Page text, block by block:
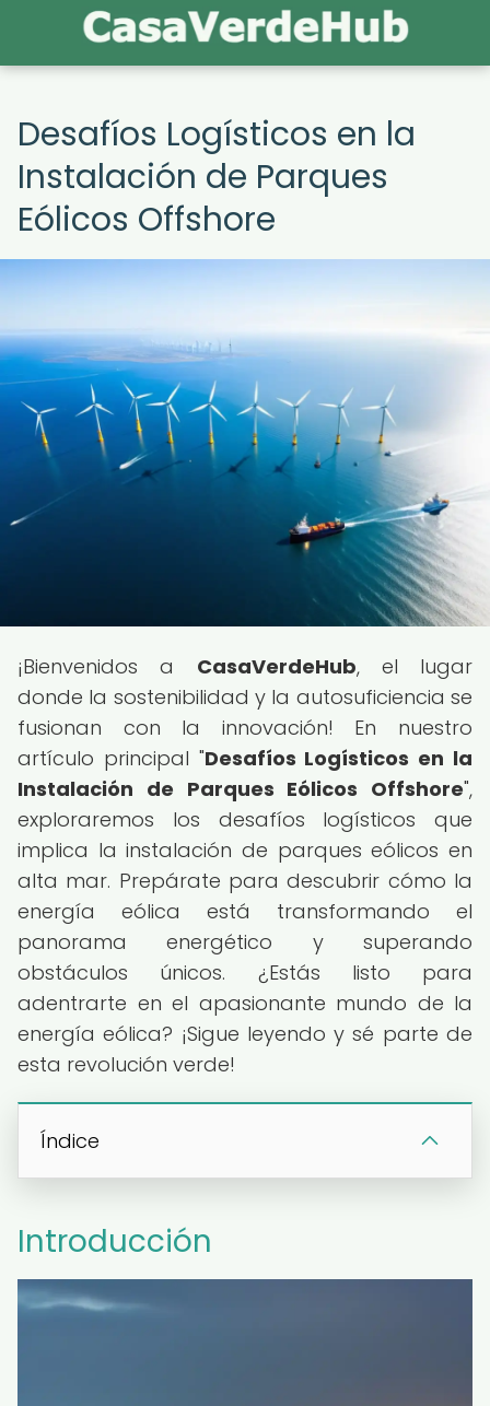
Desafíos Logísticos en la
Instalación de Parques
Eólicos Offshore
¡Bienvenidos a CasaVerdeHub, el lugar
donde la sostenibilidad y la autosuficiencia se
fusionan con la innovación! En nuestro
artículo principal "Desafíos Logísticos en la
Instalación de Parques Eólicos Offshore",
exploraremos los desafíos logísticos que
implica la instalación de parques eólicos en
alta mar. Prepárate para descubrir cómo la
energía eólica está transformando el
panorama energético y superando
obstáculos únicos. ¿Estás listo para
adentrarte en el apasionante mundo de la
energía eólica? ¡Sigue leyendo y sé parte de
esta revolución verde!
Índice
Introducción